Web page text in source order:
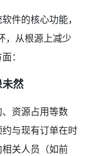
件的核心功能，
，从根源上减少
：
然
资源占用等数
与现有订单在时
关人员（如前